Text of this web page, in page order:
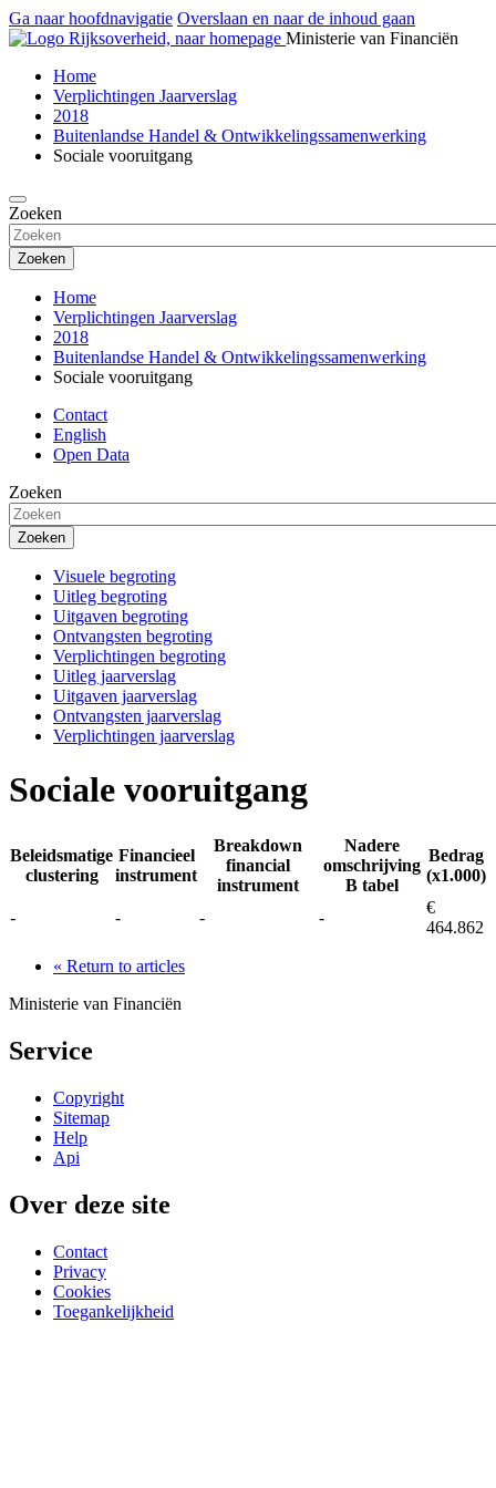
Ga naar hoofdnavigatie Overslaan en naar de inhoud gaan
Ministerie van Financiën
Home
Verplichtingen Jaarverslag
2018
Buitenlandse Handel & Ontwikkelingssamenwerking
Sociale vooruitgang
Zoeken
Zoeken
Home
Verplichtingen Jaarverslag
2018
Buitenlandse Handel & Ontwikkelingssamenwerking
Sociale vooruitgang
Contact
English
Open Data
Zoeken
Zoeken
Visuele begroting
Uitleg begroting
Uitgaven begroting
Ontvangsten begroting
Verplichtingen begroting
Uitleg jaarverslag
Uitgaven jaarverslag
Ontvangsten jaarverslag
Verplichtingen jaarverslag
Sociale vooruitgang
Beleidsmatige
clustering
Financieel
instrument
Breakdown
financial
instrument
Nadere
omschrijving
B tabel
Bedrag
(x1.000)
- - - -
€
464.862
« Return to articles
Ministerie van Financiën
Service
Copyright
Sitemap
Help
Api
Over deze site
Contact
Privacy
Cookies
Toegankelijkheid